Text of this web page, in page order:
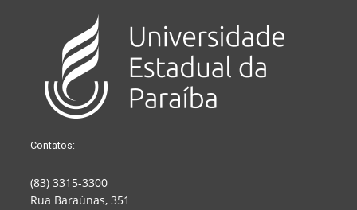
Contatos:
(83) 3315-3300
Rua Baraúnas, 351